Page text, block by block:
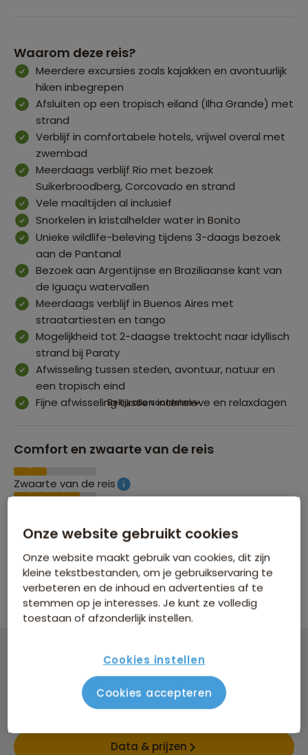
Waarom deze reis?
Meerdere excursies zoals kajakken en avontuurlijk
hiken inbegrepen
Afsluiten op een tropisch eiland (Ilha Grande) met
strand
Verblijf in comfortabele hotels, vrijwel overal met
zwembad
Meerdaags verblijf Rio met bezoek
Suikerbroodberg, Corcovado en strand
Vele maaltijden al inclusief
Snorkelen in kristalhelder water in Bonito
Unieke wildlife-beleving tijdens 3-daags bezoek
aan de Pantanal
Bezoek aan Argentijnse en Braziliaanse kant van
de Iguaçu watervallen
Meerdaags verblijf in Buenos Aires met
straatartiesten en tango
Mogelijkheid tot 2-daagse trektocht naar idyllisch
strand bij Paraty
Afwisseling tussen steden, avontuur, natuur en
een tropisch eind
Fijne afwisseling tussen intensieve en relaxdagen
Bekijk alle voordelen
Comfort en zwaarte van de reis
Zwaarte van de reis
Groepsgrootte
Maximaal 24 personen
Familiereis Argentinië en Brazilië
22 dagen vanaf 4.449 p.p.
Data & prijzen
Onze website gebruikt cookies
Onze website maakt gebruik van cookies, dit zijn
kleine tekstbestanden, om je gebruikservaring te
verbeteren en de inhoud en advertenties af te
stemmen op je interesses. Je kunt ze volledig
toestaan of afzonderlijk instellen.
Cookies instellen
Cookies accepteren